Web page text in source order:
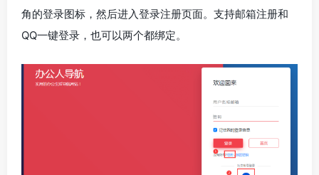
角的登录图标，然后进入登录注册页面。支持邮箱注册和
QQ一键登录，也可以两个都绑定。